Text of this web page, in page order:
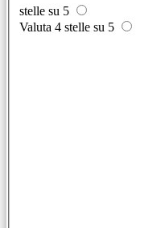
stelle su 5
Valuta 4 stelle su 5